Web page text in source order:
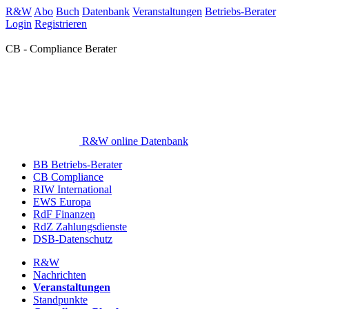
R&W Abo Buch Datenbank Veranstaltungen Betriebs-Berater
Login Registrieren
CB - Compliance Berater
R&W online Datenbank
BB Betriebs-Berater
CB Compliance
RIW International
EWS Europa
RdF Finanzen
RdZ Zahlungsdienste
DSB-Datenschutz
R&W
Nachrichten
Veranstaltungen
Standpunkte